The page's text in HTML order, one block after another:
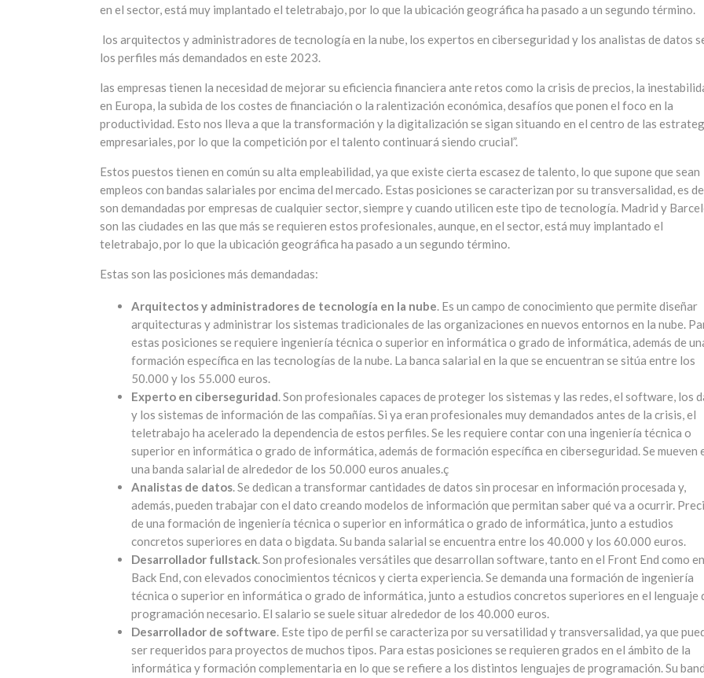
en el sector, está muy implantado el teletrabajo, por lo que la ubicación geográfica ha pasado a un segundo término.
los arquitectos y administradores de tecnología en la nube, los expertos en ciberseguridad y los analistas de datos
los perfiles más demandados en este 2023.
las empresas tienen la necesidad de mejorar su eficiencia financiera ante retos como la crisis de precios, la
en Europa, la subida de los costes de financiación o la ralentización económica, desafíos que ponen el foco en la
productividad. Esto nos lleva a que la transformación y la digitalización se sigan situando en el centro de las
empresariales, por lo que la competición por el talento continuará siendo crucial”.
Estos puestos tienen en común su alta empleabilidad, ya que existe cierta escasez de talento, lo que supone que sean
empleos con bandas salariales por encima del mercado. Estas posiciones se caracterizan por su transversalidad, es
son demandadas por empresas de cualquier sector, siempre y cuando utilicen este tipo de tecnología. Madrid y
son las ciudades en las que más se requieren estos profesionales, aunque, en el sector, está muy implantado el
teletrabajo, por lo que la ubicación geográfica ha pasado a un segundo término.
Estas son las posiciones más demandadas:
Arquitectos y administradores de tecnología en la nube. Es un campo de conocimiento que permite diseñar
arquitecturas y administrar los sistemas tradicionales de las organizaciones en nuevos entornos en la nube.
estas posiciones se requiere ingeniería técnica o superior en informática o grado de informática, además de
formación específica en las tecnologías de la nube. La banca salarial en la que se encuentran se sitúa entre los
50.000 y los 55.000 euros.
Experto en ciberseguridad. Son profesionales capaces de proteger los sistemas y las redes, el software, los
y los sistemas de información de las compañías. Si ya eran profesionales muy demandados antes de la crisis, el
teletrabajo ha acelerado la dependencia de estos perfiles. Se les requiere contar con una ingeniería técnica o
superior en informática o grado de informática, además de formación específica en ciberseguridad. Se mueven
una banda salarial de alrededor de los 50.000 euros anuales.ç
Analistas de datos. Se dedican a transformar cantidades de datos sin procesar en información procesada y,
además, pueden trabajar con el dato creando modelos de información que permitan saber qué va a ocurrir.
de una formación de ingeniería técnica o superior en informática o grado de informática, junto a estudios
concretos superiores en data o bigdata. Su banda salarial se encuentra entre los 40.000 y los 60.000 euros.
Desarrollador fullstack. Son profesionales versátiles que desarrollan software, tanto en el Front End como
Back End, con elevados conocimientos técnicos y cierta experiencia. Se demanda una formación de ingeniería
técnica o superior en informática o grado de informática, junto a estudios concretos superiores en el lenguaje
programación necesario. El salario se suele situar alrededor de los 40.000 euros.
Desarrollador de software. Este tipo de perfil se caracteriza por su versatilidad y transversalidad, ya que
ser requeridos para proyectos de muchos tipos. Para estas posiciones se requieren grados en el ámbito de la
informática y formación complementaria en lo que se refiere a los distintos lenguajes de programación. Su